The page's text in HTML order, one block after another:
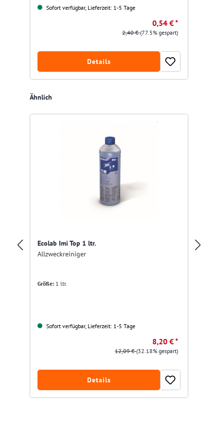
Sofort verfügbar, Lieferzeit: 1-5 Tage
0,54 € *
2,40 €(77.5% gespart)
Details
Produktgalerie überspringen
Ähnlich
Ecolab Imi Top 1 ltr.
Allzweckreiniger
Größe: 1 ltr.
Sofort verfügbar, Lieferzeit: 1-5 Tage
8,20 € *
12,09 €(32.18% gespart)
Details